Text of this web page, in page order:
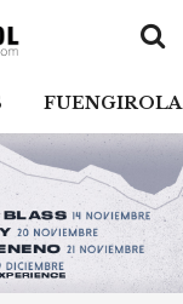
FUENGIROLA